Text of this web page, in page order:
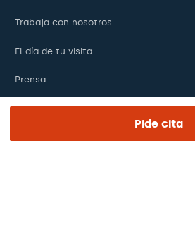
Pide cita
Trabaja con nosotros
El día de tu visita
Prensa
Revista Barraquer